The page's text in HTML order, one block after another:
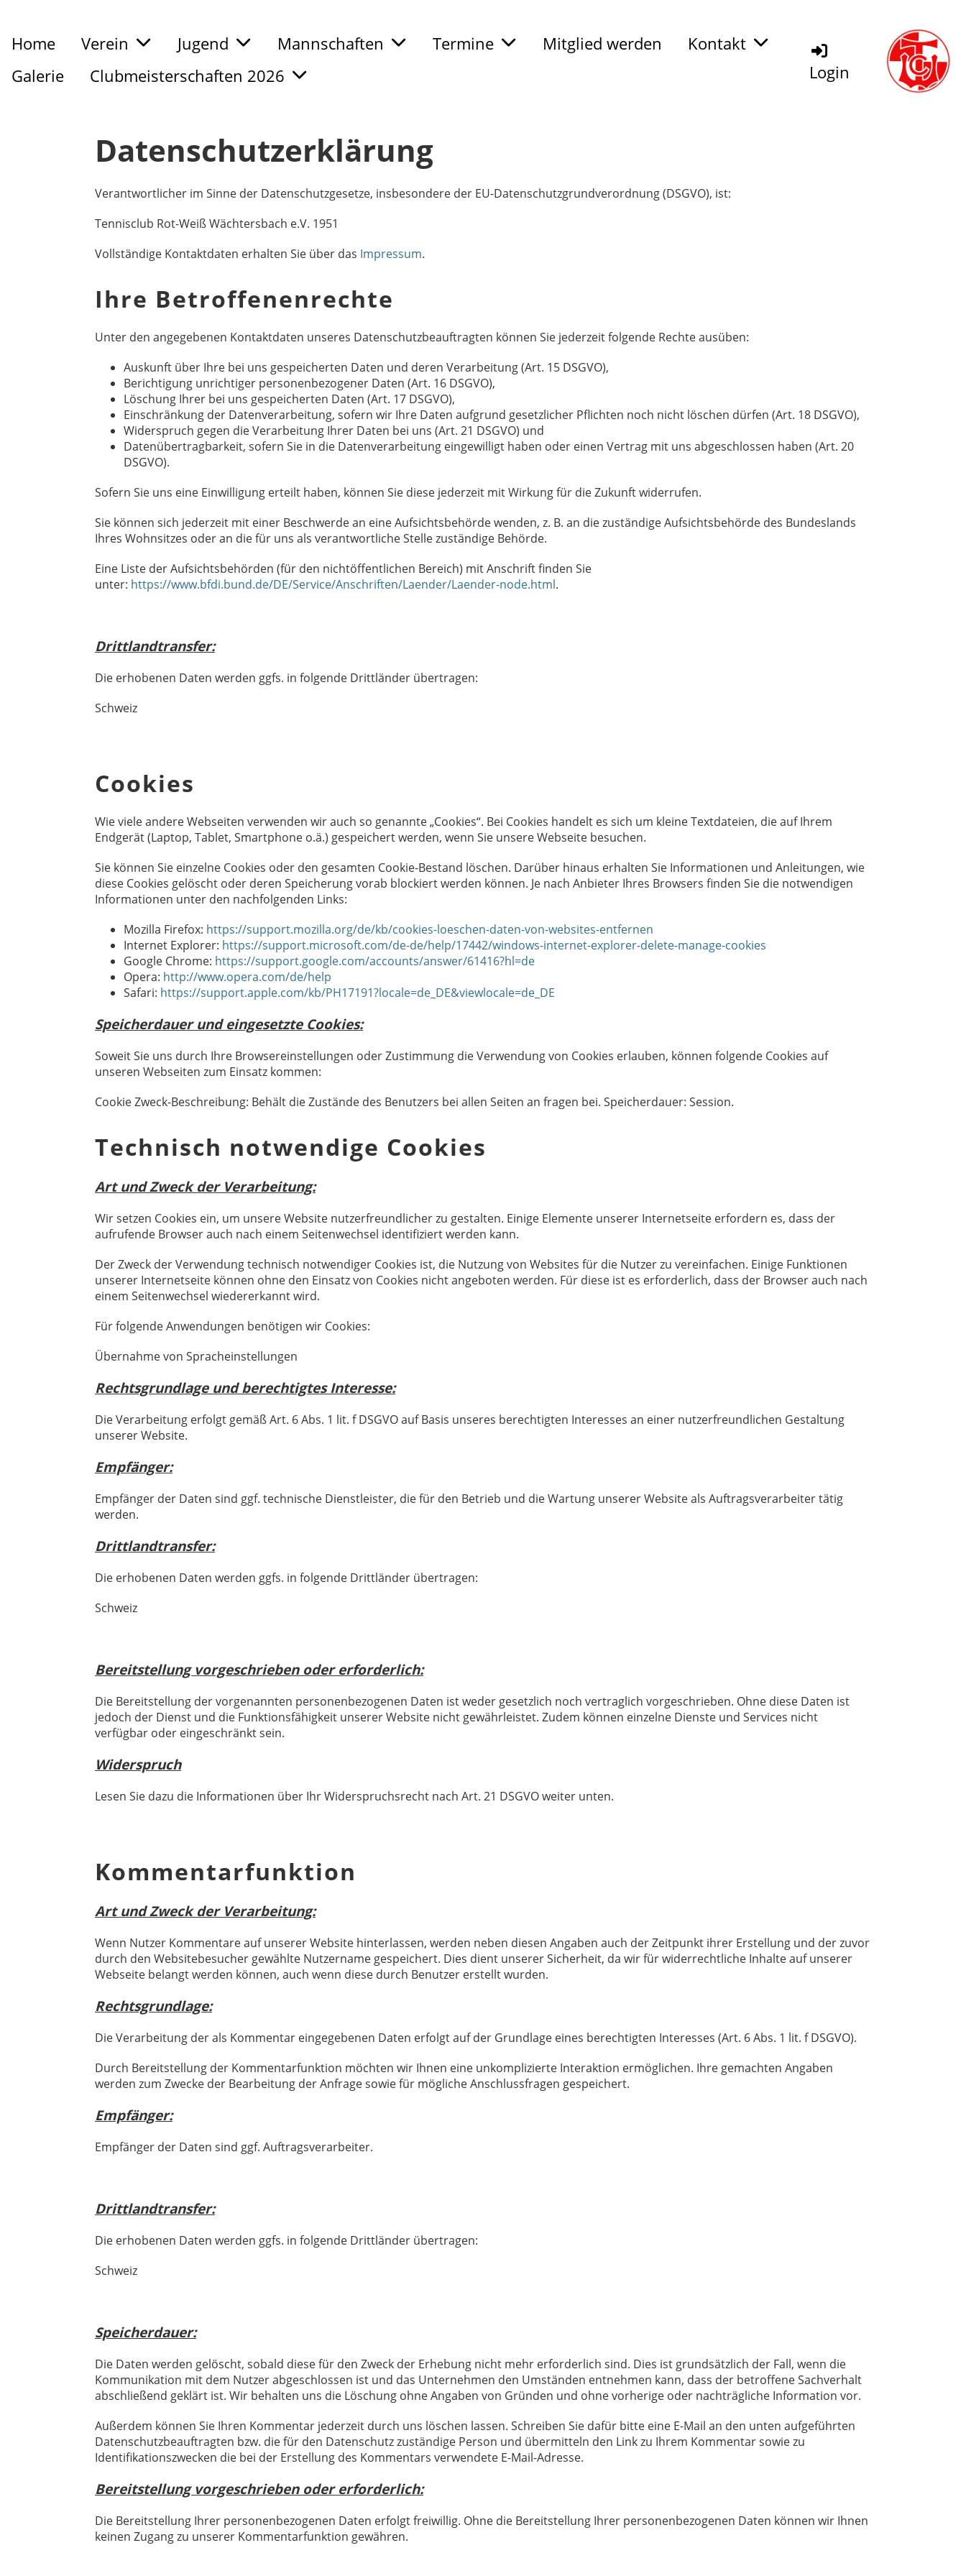
Home Verein Jugend Mannschaften Termine Mitglied werden
Kontakt
Galerie
Clubmeisterschaften 2026 Login
Datenschutzerklärung
Verantwortlicher im Sinne der Datenschutzgesetze, insbesondere der EU-Datenschutzgrundverordnung (DSGVO), ist:
Tennisclub Rot-Weiß Wächtersbach e.V. 1951
Vollständige Kontaktdaten erhalten Sie über das Impressum.
Ihre Betroffenenrechte
Unter den angegebenen Kontaktdaten unseres Datenschutzbeauftragten können Sie jederzeit folgende Rechte ausüben:
Auskunft über Ihre bei uns gespeicherten Daten und deren Verarbeitung (Art. 15 DSGVO),
Berichtigung unrichtiger personenbezogener Daten (Art. 16 DSGVO),
Löschung Ihrer bei uns gespeicherten Daten (Art. 17 DSGVO),
Einschränkung der Datenverarbeitung, sofern wir Ihre Daten aufgrund gesetzlicher Pflichten noch nicht löschen dürfen (Art. 18 DSGVO),
Widerspruch gegen die Verarbeitung Ihrer Daten bei uns (Art. 21 DSGVO) und
Datenübertragbarkeit, sofern Sie in die Datenverarbeitung eingewilligt haben oder einen Vertrag mit uns abgeschlossen haben (Art. 20
DSGVO).
Sofern Sie uns eine Einwilligung erteilt haben, können Sie diese jederzeit mit Wirkung für die Zukunft widerrufen.
Sie können sich jederzeit mit einer Beschwerde an eine Aufsichtsbehörde wenden, z. B. an die zuständige Aufsichtsbehörde des Bundeslands
Ihres Wohnsitzes oder an die für uns als verantwortliche Stelle zuständige Behörde.
Eine Liste der Aufsichtsbehörden (für den nichtöffentlichen Bereich) mit Anschrift finden Sie
unter: https://www.bfdi.bund.de/DE/Service/Anschriften/Laender/Laender-node.html.
Drittlandtransfer:
Die erhobenen Daten werden ggfs. in folgende Drittländer übertragen:
Schweiz
Cookies
Wie viele andere Webseiten verwenden wir auch so genannte „Cookies“. Bei Cookies handelt es sich um kleine Textdateien, die auf Ihrem
Endgerät (Laptop, Tablet, Smartphone o.ä.) gespeichert werden, wenn Sie unsere Webseite besuchen.
Sie können Sie einzelne Cookies oder den gesamten Cookie-Bestand löschen. Darüber hinaus erhalten Sie Informationen und Anleitungen, wie
diese Cookies gelöscht oder deren Speicherung vorab blockiert werden können. Je nach Anbieter Ihres Browsers finden Sie die notwendigen
Informationen unter den nachfolgenden Links:
Mozilla Firefox: https://support.mozilla.org/de/kb/cookies-loeschen-daten-von-websites-entfernen
Internet Explorer: https://support.microsoft.com/de-de/help/17442/windows-internet-explorer-delete-manage-cookies
Google Chrome: https://support.google.com/accounts/answer/61416?hl=de
Opera: http://www.opera.com/de/help
Safari: https://support.apple.com/kb/PH17191?locale=de_DE&viewlocale=de_DE
Speicherdauer und eingesetzte Cookies:
Soweit Sie uns durch Ihre Browsereinstellungen oder Zustimmung die Verwendung von Cookies erlauben, können folgende Cookies auf
unseren Webseiten zum Einsatz kommen:
Cookie Zweck-Beschreibung: Behält die Zustände des Benutzers bei allen Seiten an fragen bei. Speicherdauer: Session.
Technisch notwendige Cookies
Art und Zweck der Verarbeitung:
Wir setzen Cookies ein, um unsere Website nutzerfreundlicher zu gestalten. Einige Elemente unserer Internetseite erfordern es, dass der
aufrufende Browser auch nach einem Seitenwechsel identifiziert werden kann.
Der Zweck der Verwendung technisch notwendiger Cookies ist, die Nutzung von Websites für die Nutzer zu vereinfachen. Einige Funktionen
unserer Internetseite können ohne den Einsatz von Cookies nicht angeboten werden. Für diese ist es erforderlich, dass der Browser auch nach
einem Seitenwechsel wiedererkannt wird.
Für folgende Anwendungen benötigen wir Cookies:
Übernahme von Spracheinstellungen
Rechtsgrundlage und berechtigtes Interesse:
Die Verarbeitung erfolgt gemäß Art. 6 Abs. 1 lit. f DSGVO auf Basis unseres berechtigten Interesses an einer nutzerfreundlichen Gestaltung
unserer Website.
Empfänger:
Empfänger der Daten sind ggf. technische Dienstleister, die für den Betrieb und die Wartung unserer Website als Auftragsverarbeiter tätig
werden.
Drittlandtransfer:
Die erhobenen Daten werden ggfs. in folgende Drittländer übertragen:
Schweiz
Bereitstellung vorgeschrieben oder erforderlich:
Die Bereitstellung der vorgenannten personenbezogenen Daten ist weder gesetzlich noch vertraglich vorgeschrieben. Ohne diese Daten ist
jedoch der Dienst und die Funktionsfähigkeit unserer Website nicht gewährleistet. Zudem können einzelne Dienste und Services nicht
verfügbar oder eingeschränkt sein.
Widerspruch
Lesen Sie dazu die Informationen über Ihr Widerspruchsrecht nach Art. 21 DSGVO weiter unten.
Kommentarfunktion
Art und Zweck der Verarbeitung:
Wenn Nutzer Kommentare auf unserer Website hinterlassen, werden neben diesen Angaben auch der Zeitpunkt ihrer Erstellung und der zuvor
durch den Websitebesucher gewählte Nutzername gespeichert. Dies dient unserer Sicherheit, da wir für widerrechtliche Inhalte auf unserer
Webseite belangt werden können, auch wenn diese durch Benutzer erstellt wurden.
Rechtsgrundlage:
Die Verarbeitung der als Kommentar eingegebenen Daten erfolgt auf der Grundlage eines berechtigten Interesses (Art. 6 Abs. 1 lit. f DSGVO).
Durch Bereitstellung der Kommentarfunktion möchten wir Ihnen eine unkomplizierte Interaktion ermöglichen. Ihre gemachten Angaben
werden zum Zwecke der Bearbeitung der Anfrage sowie für mögliche Anschlussfragen gespeichert.
Empfänger:
Empfänger der Daten sind ggf. Auftragsverarbeiter.
Drittlandtransfer:
Die erhobenen Daten werden ggfs. in folgende Drittländer übertragen:
Schweiz
Speicherdauer:
Die Daten werden gelöscht, sobald diese für den Zweck der Erhebung nicht mehr erforderlich sind. Dies ist grundsätzlich der Fall, wenn die
Kommunikation mit dem Nutzer abgeschlossen ist und das Unternehmen den Umständen entnehmen kann, dass der betroffene Sachverhalt
abschließend geklärt ist. Wir behalten uns die Löschung ohne Angaben von Gründen und ohne vorherige oder nachträgliche Information vor.
Außerdem können Sie Ihren Kommentar jederzeit durch uns löschen lassen. Schreiben Sie dafür bitte eine E-Mail an den unten aufgeführten
Datenschutzbeauftragten bzw. die für den Datenschutz zuständige Person und übermitteln den Link zu Ihrem Kommentar sowie zu
Identifikationszwecken die bei der Erstellung des Kommentars verwendete E-Mail-Adresse.
Bereitstellung vorgeschrieben oder erforderlich:
Die Bereitstellung Ihrer personenbezogenen Daten erfolgt freiwillig. Ohne die Bereitstellung Ihrer personenbezogenen Daten können wir Ihnen
keinen Zugang zu unserer Kommentarfunktion gewähren.